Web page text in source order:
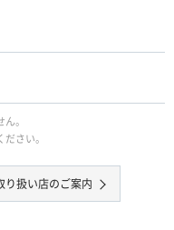
。
さい。
り扱い店のご案内